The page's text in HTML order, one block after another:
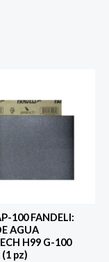
100 FANDELI:
AGUA
H99 G-100
(1 pz)